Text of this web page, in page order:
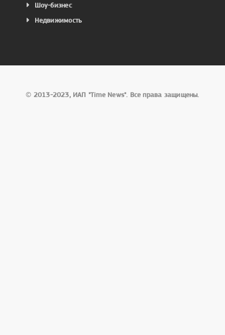
Шоу-бизнес
Недвижимость
© 2013-2023, ИАП "Time News". Все права защищены.